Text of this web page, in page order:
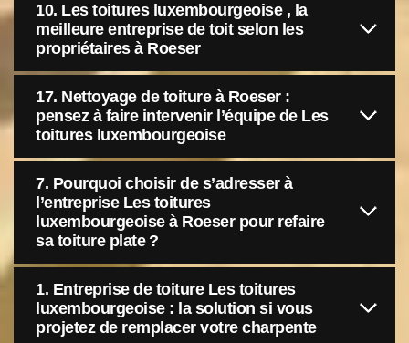
10. Les toitures luxembourgeoise , la
meilleure entreprise de toit selon les
propriétaires à Roeser
17. Nettoyage de toiture à Roeser :
pensez à faire intervenir l’équipe de Les
toitures luxembourgeoise
7. Pourquoi choisir de s’adresser à
l’entreprise Les toitures
luxembourgeoise à Roeser pour refaire
sa toiture plate ?
1. Entreprise de toiture Les toitures
luxembourgeoise : la solution si vous
projetez de remplacer votre charpente